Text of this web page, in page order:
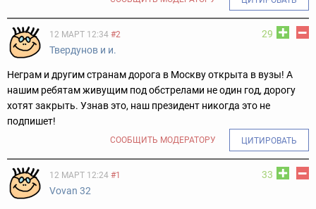
29
12 МАРТ 12:34 #2
Твердунов и и.
Неграм и другим странам дорога в Москву открыта в вузы! А
нашим ребятам живущим под обстрелами не один год, дорогу
хотят закрыть. Узнав это, наш президент никогда это не
подпишет!
СООБЩИТЬ МОДЕРАТОРУ ЦИТИРОВАТЬ
33
12 МАРТ 12:24 #1
Vovan 32